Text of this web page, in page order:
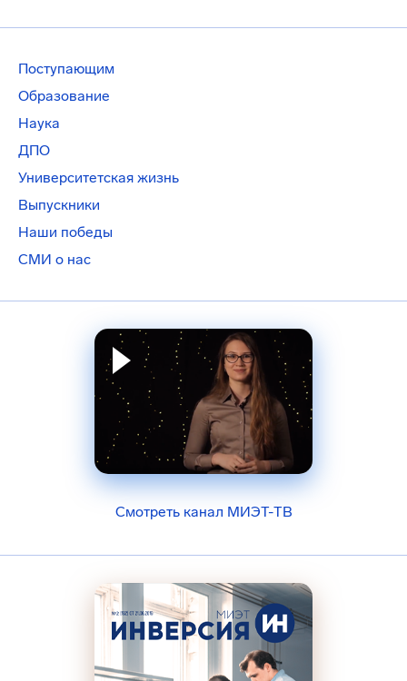
Поступающим
Образование
Наука
ДПО
Университетская жизнь
Выпускники
Наши победы
СМИ о нас
Смотреть канал МИЭТ-ТВ